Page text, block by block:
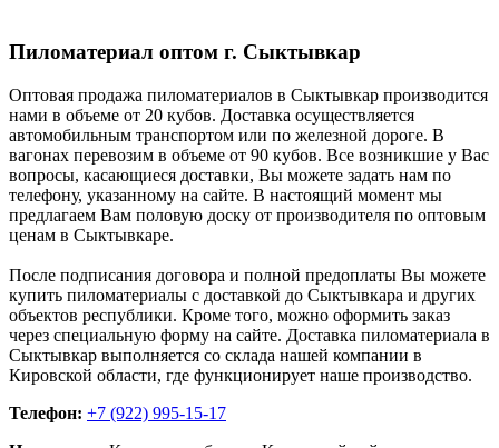
Пиломатериал оптом г. Сыктывкар
Оптовая продажа пиломатериалов в Сыктывкар производится
нами в объеме от 20 кубов. Доставка осуществляется
автомобильным транспортом или по железной дороге. В
вагонах перевозим в объеме от 90 кубов. Все возникшие у Вас
вопросы, касающиеся доставки, Вы можете задать нам по
телефону, указанному на сайте. В настоящий момент мы
предлагаем Вам половую доску от производителя по оптовым
ценам в Сыктывкаре.
После подписания договора и полной предоплаты Вы можете
купить пиломатериалы с доставкой до Сыктывкара и других
объектов республики. Кроме того, можно оформить заказ
через специальную форму на сайте. Доставка пиломатериала в
Сыктывкар выполняется со склада нашей компании в
Кировской области, где функционирует наше производство.
Телефон: +7 (922) 995-15-17